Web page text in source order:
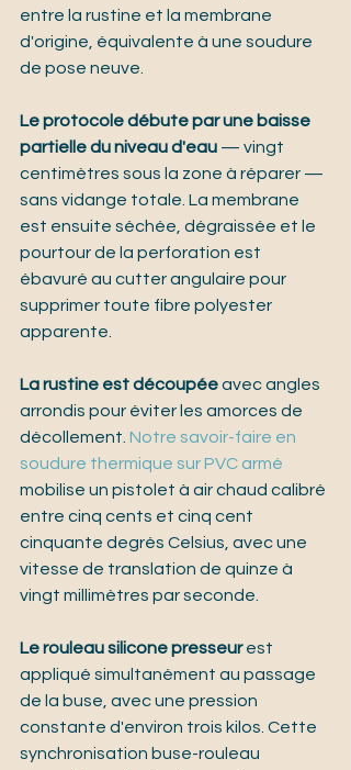
entre la rustine et la membrane
d'origine, équivalente à une soudure
de pose neuve.
Le protocole débute par une baisse
partielle du niveau d'eau — vingt
centimètres sous la zone à réparer —
sans vidange totale. La membrane
est ensuite séchée, dégraissée et le
pourtour de la perforation est
ébavuré au cutter angulaire pour
supprimer toute fibre polyester
apparente.
La rustine est découpée avec angles
arrondis pour éviter les amorces de
décollement. Notre savoir-faire en
soudure thermique sur PVC armé
mobilise un pistolet à air chaud calibré
entre cinq cents et cinq cent
cinquante degrés Celsius, avec une
vitesse de translation de quinze à
vingt millimètres par seconde.
Le rouleau silicone presseur est
appliqué simultanément au passage
de la buse, avec une pression
constante d'environ trois kilos. Cette
synchronisation buse-rouleau